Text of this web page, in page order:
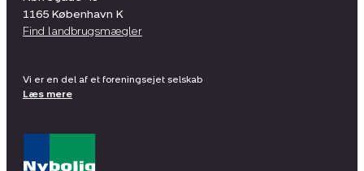
1165 København K
Find landbrugsmægler
Vi er en del af et foreningsejet selskab
Læs mere